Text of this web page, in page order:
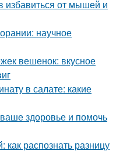
избавиться от мышей и
научное
вешенок: вкусное
в салате: какие
здоровье и помочь
распознать разницу